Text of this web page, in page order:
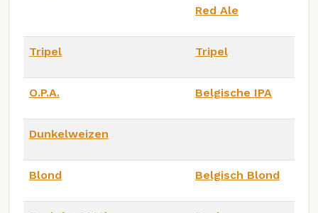
Red Ale
Tripel Tripel
O.P.A. Belgische IPA
Dunkelweizen
Blond Belgisch Blond